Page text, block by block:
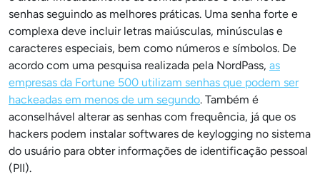
senhas seguindo as melhores práticas. Uma senha forte e
complexa deve incluir letras maiúsculas, minúsculas e
caracteres especiais, bem como números e símbolos. De
acordo com uma pesquisa realizada pela NordPass, as
empresas da Fortune 500 utilizam senhas que podem ser
hackeadas em menos de um segundo. Também é
aconselhável alterar as senhas com frequência, já que os
hackers podem instalar softwares de keylogging no sistema
do usuário para obter informações de identificação pessoal
(PII).